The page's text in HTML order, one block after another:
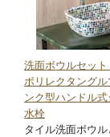
洗面ボウルセッ
ボリレクタングル
ンク型ハンドル
水栓
タイル洗面ボウ